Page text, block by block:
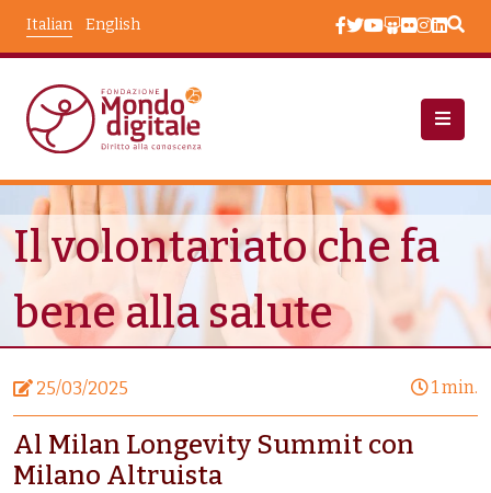
English
Italian
Notizie Il Volontariato Che Fa Bene Alla Salute
Il volontariato che fa
bene alla salute
25/03/2025 1 min.
Al Milan Longevity Summit con
Milano Altruista